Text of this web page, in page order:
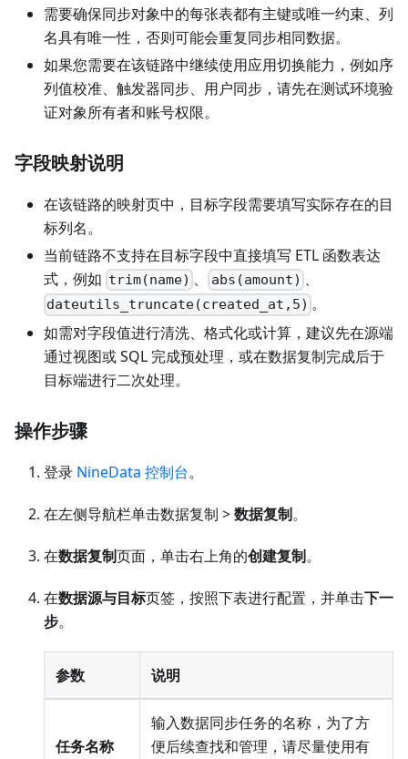
需要确保同步对象中的每张表都有主键或唯一约束、列
名具有唯一性，否则可能会重复同步相同数据。
如果您需要在该链路中继续使用应用切换能力，例如序
列值校准、触发器同步、用户同步，请先在测试环境验
证对象所有者和账号权限。
字段映射说明
在该链路的映射页中，目标字段需要填写实际存在的目
标列名。
当前链路不支持在目标字段中直接填写 ETL 函数表达
式，例如 trim(name) 、 abs(amount) 、
dateutils_truncate(created_at,5) 。
如需对字段值进行清洗、格式化或计算，建议先在源端
通过视图或 SQL 完成预处理，或在数据复制完成后于
目标端进行二次处理。
操作步骤
登录 NineData 控制台。
在左侧导航栏单击数据复制 >数据复制。
在数据复制页面，单击右上角的创建复制。
在数据源与目标页签，按照下表进行配置，并单击下一
步。
参数 说明
任务名称
输入数据同步任务的名称，为了方
便后续查找和管理，请尽量使用有